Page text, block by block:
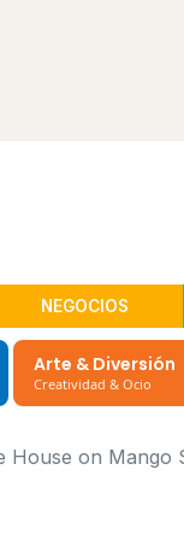
NEGOCIOS
Arte & Diversión
Creatividad & Ocio
House on Mango